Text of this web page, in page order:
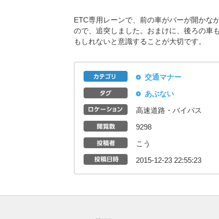
ETC専用レーンで、前の車がバーが開かな
ので、追突しました。おまけに、後ろの車
もしれないと意識することが大切です。
交通マナー
あぶない
高速道路・バイパス
9298
こう
2015-12-23 22:55:23